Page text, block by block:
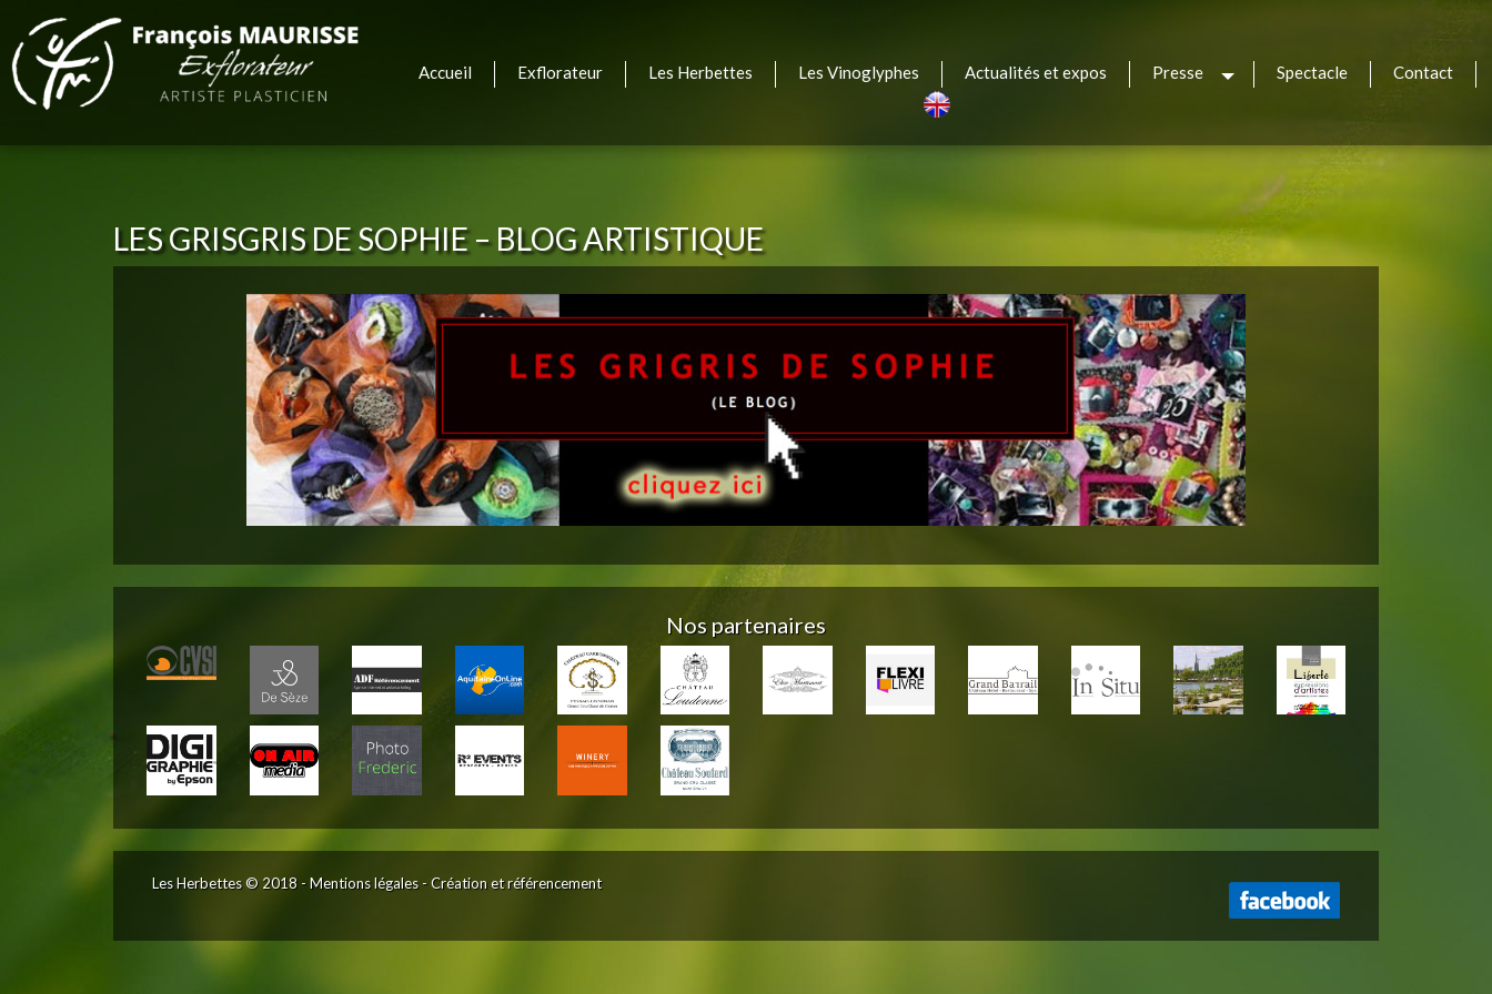
Accueil Exflorateur Les Herbettes Les Vinoglyphes Actualités et expos Presse Spectacle
Contact
English
LES GRISGRIS DE SOPHIE – BLOG ARTISTIQUE
Nos partenaires
Les Herbettes © 2018 -Mentions légales-Création et référencement